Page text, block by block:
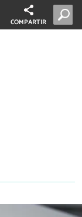
COMPARTIR